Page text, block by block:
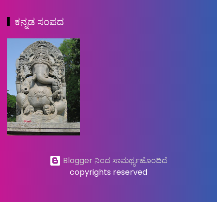
ಕನ್ನಡ ಸಂಪದ
Blogger ನಿಂದ ಸಾಮರ್ಥ್ಯಹೊಂದಿದೆ
copyrights reserved